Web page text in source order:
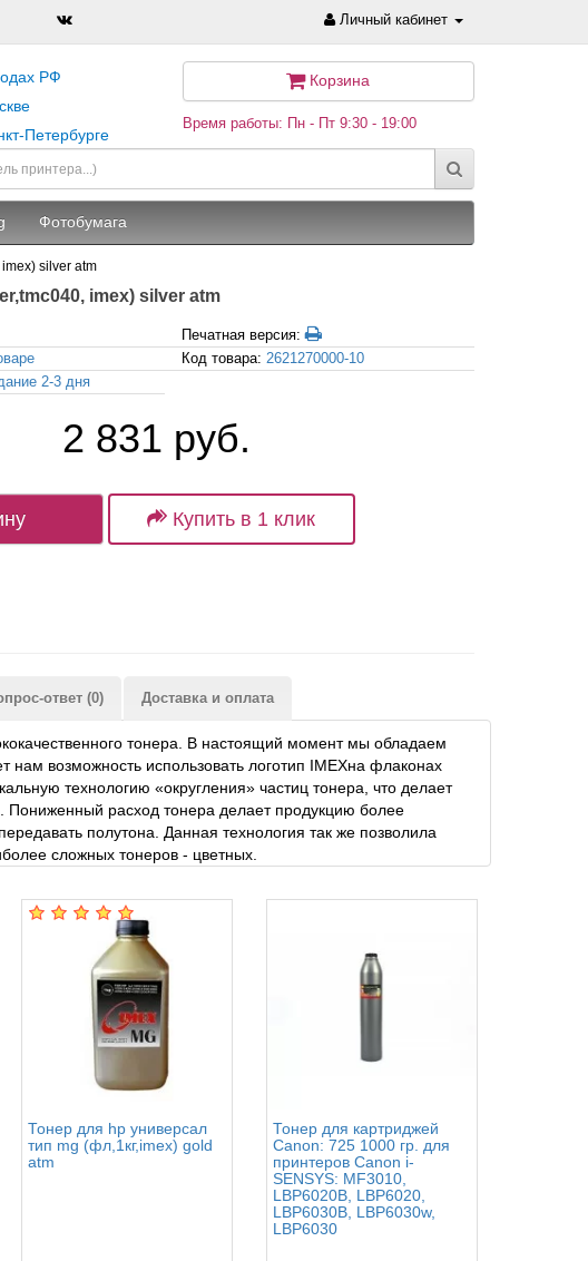
Личный кабинет
РФ
Петербурге
Корзина
Время работы: Пн - Пт 9:30 - 19:00
Фотобумага
silver atm
imex) silver atm
Печатная версия:
Код товара:2621270000-10
2-3 дня
2 831 руб.
Купить в 1 клик
ответ (0) Доставка и оплата
тонера. В настоящий момент мы обладаем
нам возможность использовать логотип IMEXна флаконах
технологию «округления» частиц тонера, что делает
расход тонера делает продукцию более
полутона. Данная технология так же позволила
сложных тонеров - цветных.
Тонер для hp универсал
тип mg (фл,1кг,imex) gold
atm
Тонер для картриджей
Canon: 725 1000 гр. для
принтеров Canon i-
SENSYS: MF3010,
LBP6020B, LBP6020,
LBP6030B, LBP6030w,
LBP6030